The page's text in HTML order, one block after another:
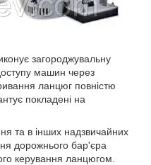
загороджувальну
машин через
ланцюг повністю
покладені на
та в інших надзвичайних
дорожнього бар'єра
керування ланцюгом.